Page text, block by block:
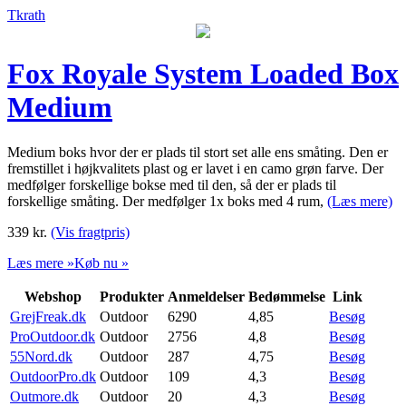
Tkrath
Fox Royale System Loaded Box
Medium
Medium boks hvor der er plads til stort set alle ens småting. Den er
fremstillet i højkvalitets plast og er lavet i en camo grøn farve. Der
medfølger forskellige bokse med til den, så der er plads til
forskellige småting. Der medfølger 1x boks med 4 rum, (Læs mere)
339 kr. (Vis fragtpris)
Læs mere »Køb nu »
Webshop Produkter Anmeldelser Bedømmelse Link
GrejFreak.dk
Outdoor 6290 4,85
Besøg
ProOutdoor.dk Outdoor 2756 4,8
Besøg
55Nord.dk
Outdoor 287 4,75
Besøg
OutdoorPro.dk Outdoor 109 4,3
Besøg
Outmore.dk
Outdoor 20 4,3
Besøg